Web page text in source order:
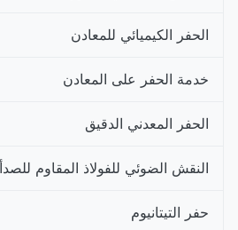
الحفر الكيميائي للمعادن
خدمة الحفر على المعادن
الحفر المعدني الدقيق
النقش الضوئي للفولاذ المقاوم للصدأ
حفر التيتانيوم